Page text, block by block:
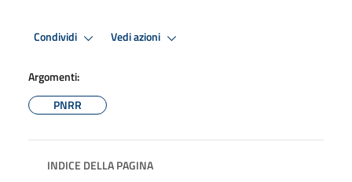
Condividi Vedi azioni
Argomenti:
PNRR
INDICE DELLA PAGINA